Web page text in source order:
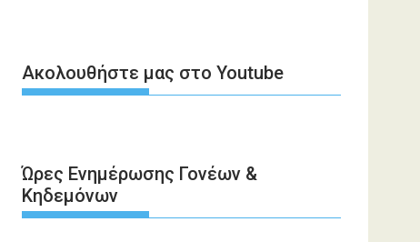
Ακολουθήστε μας στο Youtube
Ώρες Ενημέρωσης Γονέων &
Κηδεμόνων